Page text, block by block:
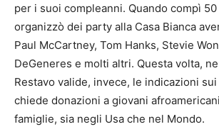
per i suoi compleanni. Quando compì
organizzò dei party alla Casa Bianca
Paul McCartney, Tom Hanks, Stevie
DeGeneres e molti altri. Questa volta,
Restavo valide, invece, le indicazioni
chiede donazioni a giovani
famiglie, sia negli Usa che nel Mondo.